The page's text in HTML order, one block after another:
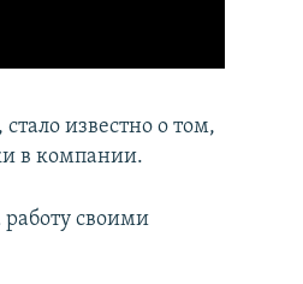
известно о том,
в компании.
работу своими